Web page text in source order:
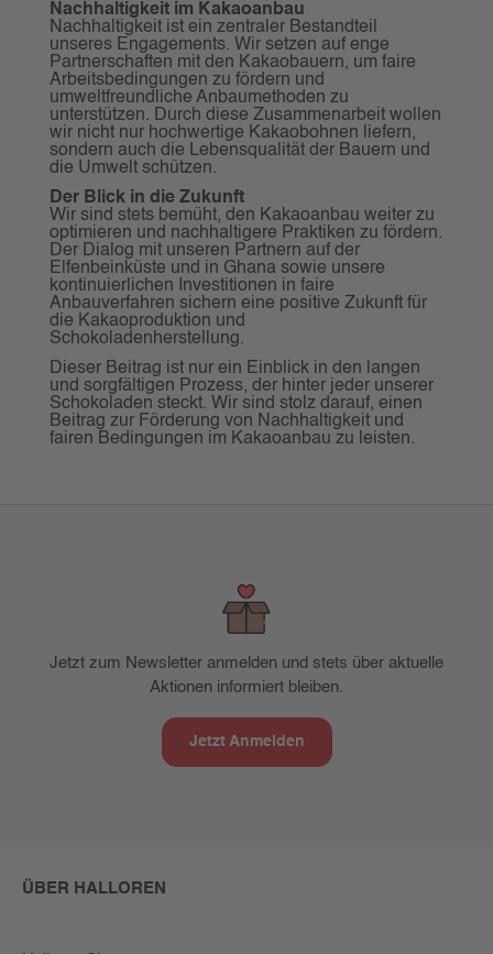
Nachhaltigkeit im Kakaoanbau
Nachhaltigkeit ist ein zentraler Bestandteil
unseres Engagements. Wir setzen auf enge
Partnerschaften mit den Kakaobauern, um faire
Arbeitsbedingungen zu fördern und
umweltfreundliche Anbaumethoden zu
unterstützen. Durch diese Zusammenarbeit wollen
wir nicht nur hochwertige Kakaobohnen liefern,
sondern auch die Lebensqualität der Bauern und
die Umwelt schützen.
Der Blick in die Zukunft
Wir sind stets bemüht, den Kakaoanbau weiter zu
optimieren und nachhaltigere Praktiken zu fördern.
Der Dialog mit unseren Partnern auf der
Elfenbeinküste und in Ghana sowie unsere
kontinuierlichen Investitionen in faire
Anbauverfahren sichern eine positive Zukunft für
die Kakaoproduktion und
Schokoladenherstellung.
Dieser Beitrag ist nur ein Einblick in den langen
und sorgfältigen Prozess, der hinter jeder unserer
Schokoladen steckt. Wir sind stolz darauf, einen
Beitrag zur Förderung von Nachhaltigkeit und
fairen Bedingungen im Kakaoanbau zu leisten.
Jetzt zum Newsletter anmelden und stets über aktuelle
Aktionen informiert bleiben.
Jetzt Anmelden
ÜBER HALLOREN